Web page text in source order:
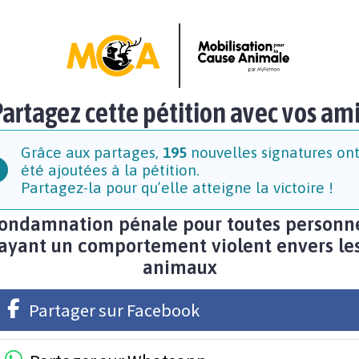
cette pétition avec vos
Grâce aux partages, 195nouvelles signatures ont
été ajoutées à la pétition.
Partagez-la pour qu’elle atteigne la victoire !
pénale pour toutes
un comportement violent envers
animaux
Partager sur Facebook